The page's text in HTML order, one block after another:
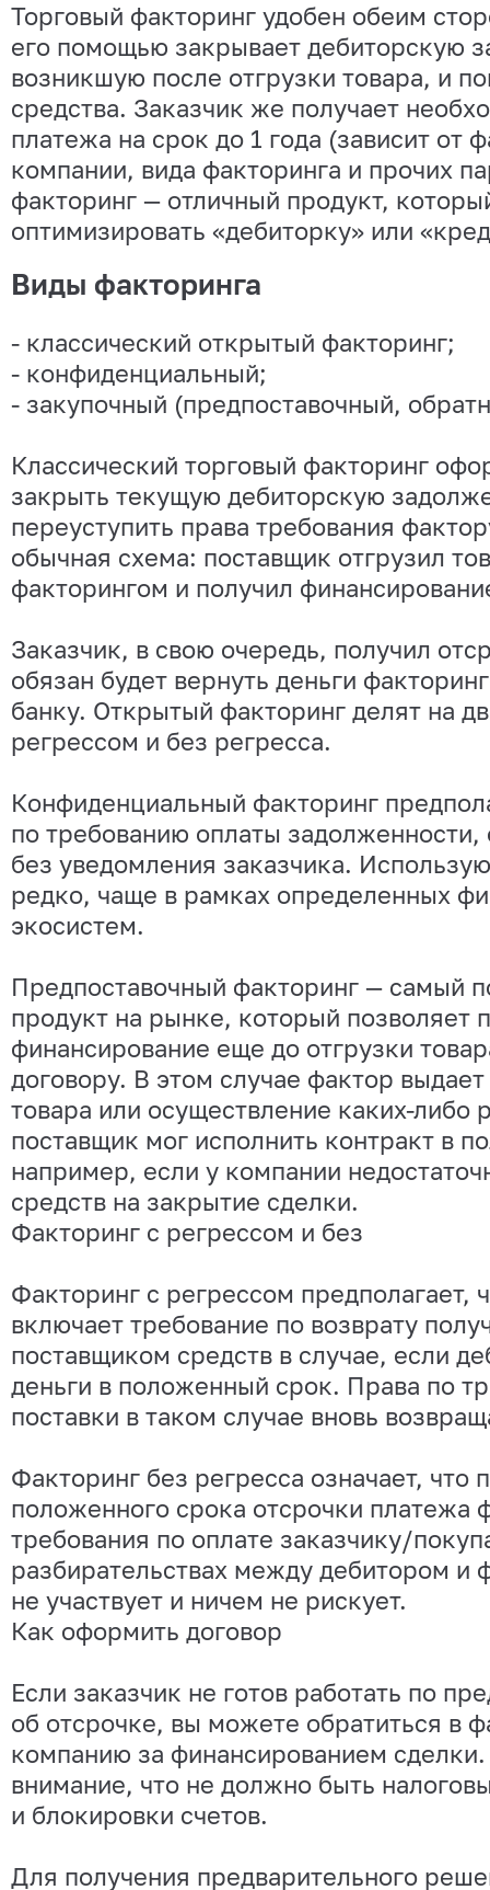
Торговый факторинг удобен обеим
его помощью закрывает дебиторскую
возникшую после отгрузки товара, и
средства. Заказчик же получает
платежа на срок до 1 года (зависит от
компании, вида факторинга и прочих
факторинг — отличный продукт,
оптимизировать «дебиторку» или
Виды факторинга
- классический открытый факторинг;
- конфиденциальный;
- закупочный (предпоставочный,
Классический торговый факторинг
закрыть текущую дебиторскую
переуступить права требования
обычная схема: поставщик отгрузил
факторингом и получил
Заказчик, в свою очередь, получил
обязан будет вернуть деньги
банку. Открытый факторинг делят на
регрессом и без регресса.
Конфиденциальный факторинг
по требованию оплаты
без уведомления заказчика.
редко, чаще в рамках определенных
экосистем.
Предпоставочный факторинг — самый
продукт на рынке, который позволяет
финансирование еще до отгрузки
договору. В этом случае фактор
товара или осуществление каких-либо
поставщик мог исполнить контракт в
например, если у компании
средств на закрытие сделки.
Факторинг с регрессом и без
Факторинг с регрессом предполагает,
включает требование по возврату
поставщиком средств в случае, если
деньги в положенный срок. Права по
поставки в таком случае вновь
Факторинг без регресса означает, что
положенного срока отсрочки платежа
требования по оплате заказчику/
разбирательствах между дебитором и
не участвует и ничем не рискует.
Как оформить договор
Если заказчик не готов работать по
об отсрочке, вы можете обратиться в
компанию за финансированием
внимание, что не должно быть
и блокировки счетов.
Для получения предварительного